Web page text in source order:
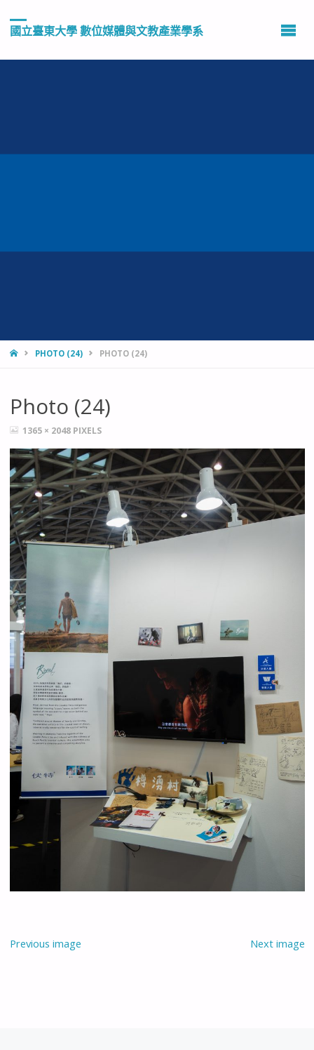
國立臺東大學 數位媒體與文教產業學系
HOMEPHOTO (24) PHOTO (24)
Photo (24)
FULL1365 × 2048 PIXELS
Previous image Next image